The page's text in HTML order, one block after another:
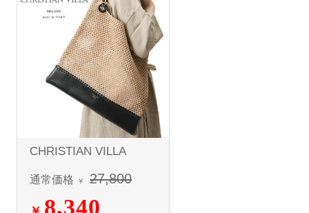
CHRISTIAN VILLA
通常価格 ￥ 27,800
8,340